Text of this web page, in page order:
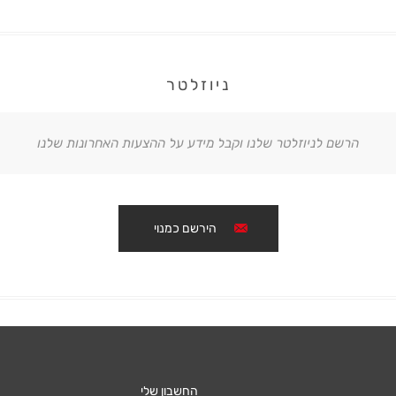
ניוזלטר
הרשם לניוזלטר שלנו וקבל מידע על ההצעות האחרונות שלנו
הירשם כמנוי
החשבון שלי